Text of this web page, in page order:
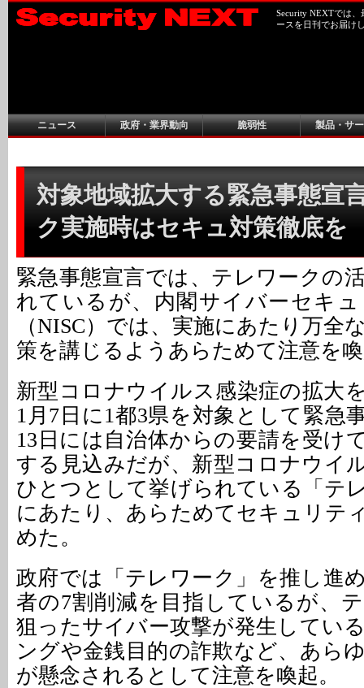
Security NEXTでは
ースを日刊でお届け
ニュース 政府・業界動向 脆弱性 製品・サ
対象地域拡大する緊急事態宣
ク実施時はセキュ対策徹底を
緊急事態宣言では、テレワークの
れているが、内閣サイバーセキ
（NISC）では、実施にあたり万全
策を講じるようあらためて注意を
新型コロナウイルス感染症の拡大
1月7日に1都3県を対象として緊急
13日には自治体からの要請を受け
する見込みだが、新型コロナウイ
ひとつとして挙げられている「テ
にあたり、あらためてセキュリテ
めた。
政府では「テレワーク」を推し進
者の7割削減を目指しているが、
狙ったサイバー攻撃が発生してい
ングや金銭目的の詐欺など、あら
が懸念されるとして注意を喚起。